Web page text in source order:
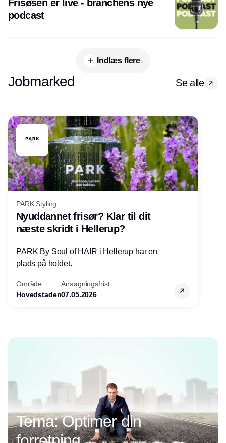
Frisøsen er live - branchens nye
podcast
Indlæs flere
Jobmarked Se alle
PARK Styling
Nyuddannet frisør? Klar til dit
næste skridt i Hellerup?
PARK By Soul of HAIR i Hellerup har en
plads på holdet.
Område
Hovedstaden
Ansøgningsfrist
07.05.2026
Tema: Optimer din